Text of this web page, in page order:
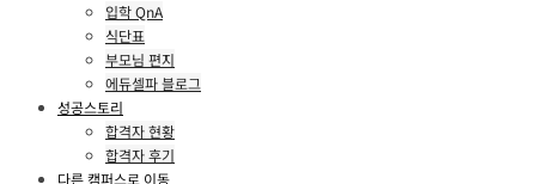
입학 QnA
식단표
부모님 편지
에듀셀파 블로그
성공스토리
합격자 현황
합격자 후기
다른 캠퍼스로 이동